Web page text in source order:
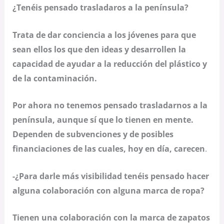
¿Tenéis pensado trasladaros a la península?
Trata dedar conciencia a los jóvenes para que
sean ellos los que den ideas y desarrollen la
capacidad de ayudar a la reducción del plástico y
de la contaminación.
Por ahora no tenemos pensado trasladarnos a la
península, aunque sí que lo tienen en mente.
Dependen de subvenciones y de posibles
financiaciones de las cuales, hoy en día, carecen.
-¿Para darle más visibilidad tenéis pensado hacer
alguna colaboración con alguna marca de ropa?
Tienen una colaboración con la marca de zapatos